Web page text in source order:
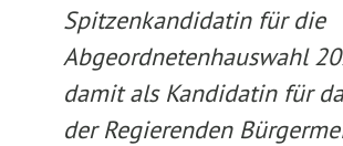
Spitzenkandidatin für die
Abgeordnetenhauswahl
damit als Kandidatin für
der Regierenden